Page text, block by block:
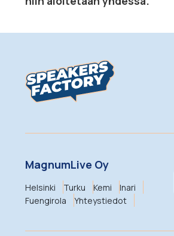
MagnumLive Oy
Helsinki Turku Kemi
Inari
Fuengirola
Yhteystiedot